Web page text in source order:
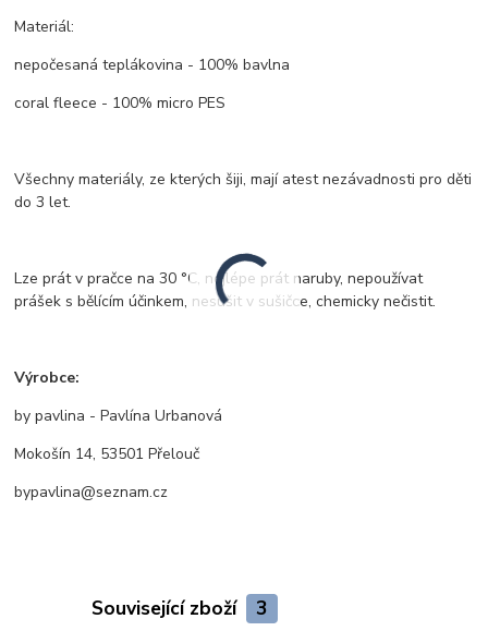
Materiál:
nepočesaná teplákovina - 100% bavlna
coral fleece - 100% micro PES
Všechny materiály, ze kterých šiji, mají atest nezávadnosti pro děti
do 3 let.
Lze prát v pračce na 30 °C, nejlépe prát naruby, nepoužívat
prášek s bělícím účinkem, nesušit v sušičce, chemicky nečistit.
Výrobce:
by pavlina - Pavlína Urbanová
Mokošín 14, 53501 Přelouč
bypavlina@seznam.cz
Související zboží 3